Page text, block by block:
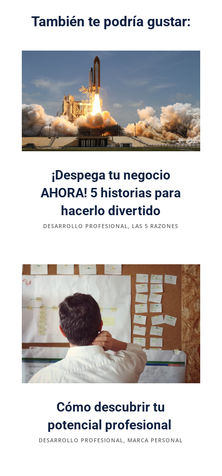
También te podría gustar:
¡Despega tu negocio
AHORA! 5 historias para
hacerlo divertido
DESARROLLO PROFESIONAL LAS 5 RAZONES
Cómo descubrir tu
potencial profesional
DESARROLLO PROFESIONAL, MARCA PERSONAL